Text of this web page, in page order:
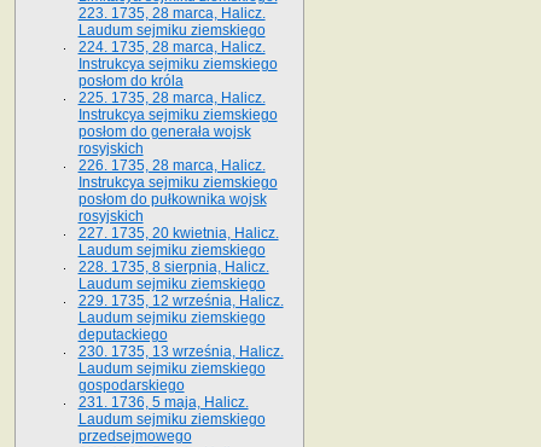
223. 1735, 28 marca, Halicz.
Laudum sejmiku ziemskiego
224. 1735, 28 marca, Halicz.
Instrukcya sejmiku ziemskiego
posłom do króla
225. 1735, 28 marca, Halicz.
Instrukcya sejmiku ziemskiego
posłom do generała wojsk
rosyjskich
226. 1735, 28 marca, Halicz.
Instrukcya sejmiku ziemskiego
posłom do pułkownika wojsk
rosyjskich
227. 1735, 20 kwietnia, Halicz.
Laudum sejmiku ziemskiego
228. 1735, 8 sierpnia, Halicz.
Laudum sejmiku ziemskiego
229. 1735, 12 września, Halicz.
Laudum sejmiku ziemskiego
deputackiego
230. 1735, 13 września, Halicz.
Laudum sejmiku ziemskiego
gospodarskiego
231. 1736, 5 maja, Halicz.
Laudum sejmiku ziemskiego
przedsejmowego